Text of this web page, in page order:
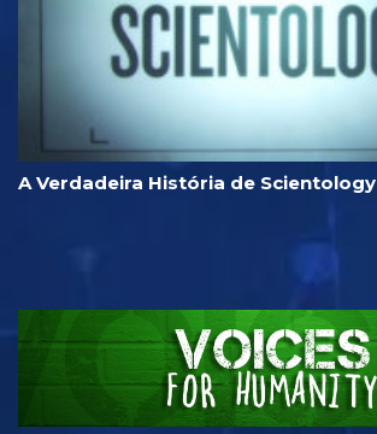
A Verdadeira História de Scientology